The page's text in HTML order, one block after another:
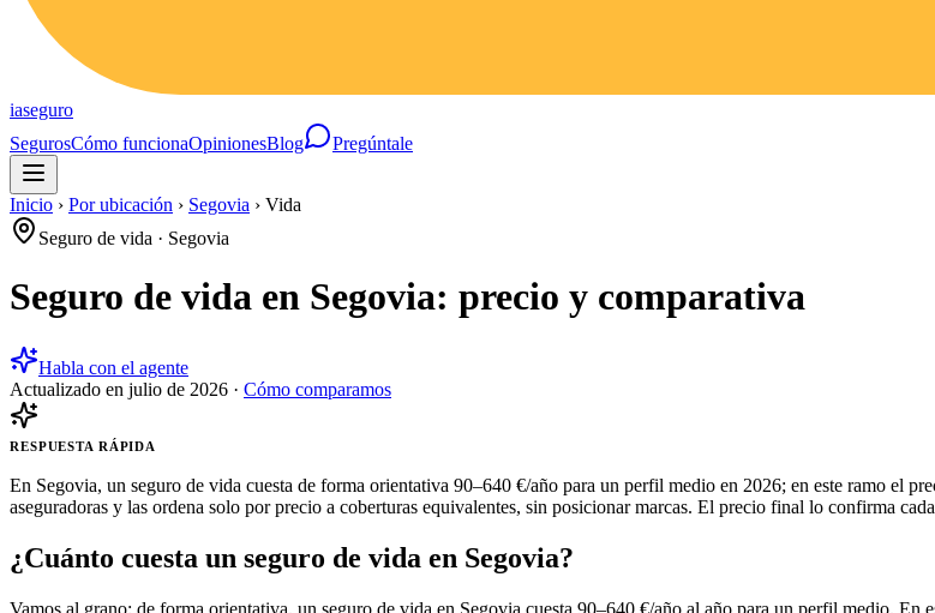
iaseguro
SegurosCómo funcionaOpinionesBlog Pregúntale
Inicio › Por ubicación › Segovia › Vida
Seguro de vida · Segovia
Seguro de vida en Segovia: precio y comparativa
Habla con el agente
Actualizado en julio de 2026 · Cómo comparamos
RESPUESTA RÁPIDA
En Segovia, un seguro de vida cuesta de forma orientativa 90–640 €/año para un perfil medio en 2026; en este ramo el
aseguradoras y las ordena solo por precio a coberturas equivalentes, sin posicionar marcas. El precio final lo confirma
¿Cuánto cuesta un seguro de vida en Segovia?
Vamos al grano: de forma orientativa, un seguro de vida en Segovia cuesta 90–640 €/año al año para un perfil medio.